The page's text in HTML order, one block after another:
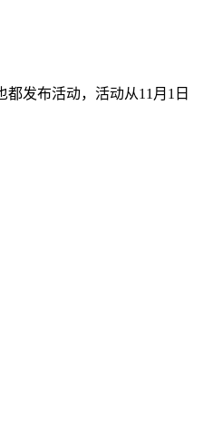
发布活动，活动从11月1日